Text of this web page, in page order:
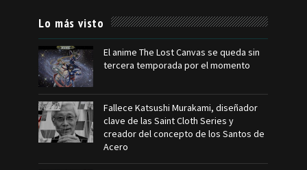
Lo más visto
El anime The Lost Canvas se queda sin
tercera temporada por el momento
Fallece Katsushi Murakami, diseñador
clave de las Saint Cloth Series y
creador del concepto de los Santos de
Acero